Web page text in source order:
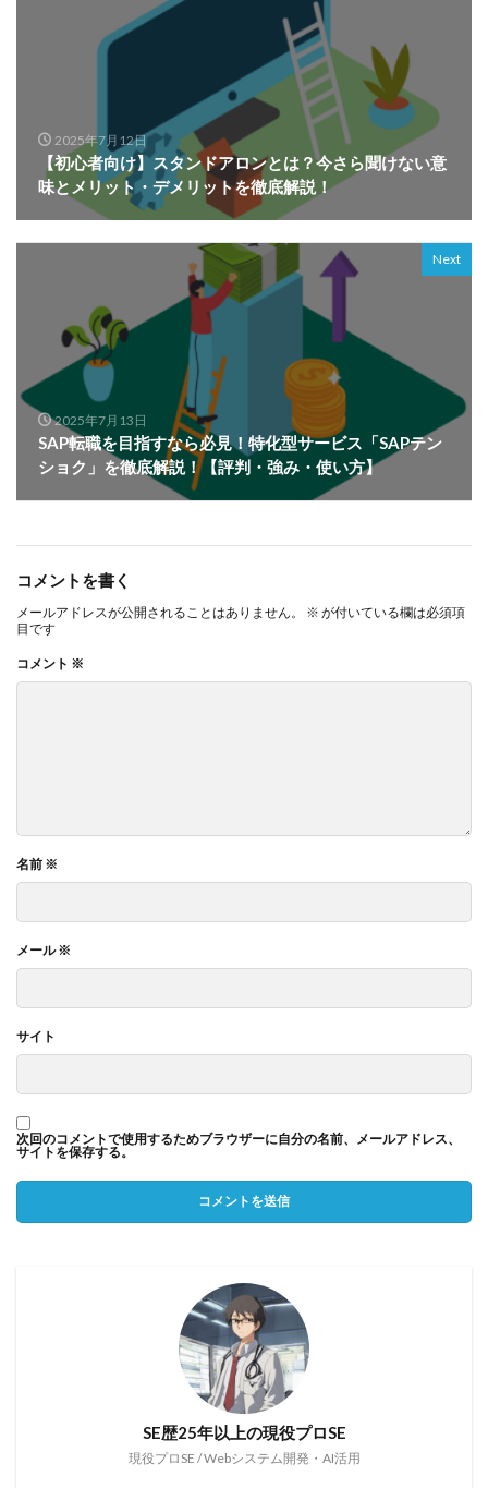
2025年7月12日
【初心者向け】スタンドアロンとは？今さら聞けない意
味とメリット・デメリットを徹底解説！
Next
2025年7月13日
SAP転職を目指すなら必見！特化型サービス「SAPテン
ショク」を徹底解説！【評判・強み・使い方】
コメントを書く
メールアドレスが公開されることはありません。 ※ が付いている欄は必須項
目です
コメント ※
名前 ※
メール※
サイト
次回のコメントで使用するためブラウザーに自分の名前、メールアドレス、
サイトを保存する。
SE歴25年以上の現役プロSE
現役プロSE / Webシステム開発・AI活用